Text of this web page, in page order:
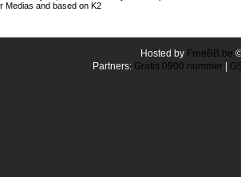
Medias and based onK2
Hosted by FreeBB.be
Partners: Gratis 0900 nummer|